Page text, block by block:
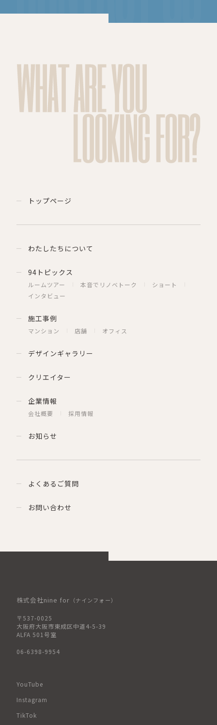
WHAT ARE YOU
LOOKING FOR?
トップページ
わたしたちについて
94トピックス
ルームツアー 本音でリノベトーク
ショート
インタビュー
施工事例
マンション 店舗 オフィス
デザインギャラリー
クリエイター
企業情報
会社概要 採用情報
お知らせ
よくあるご質問
お問い合わせ
株式会社nine for （ナインフォー）
〒537-0025
大阪府大阪市東成区中道4-5-39
ALFA 501号室
06-6398-9954
YouTube
Instagram
TikTok